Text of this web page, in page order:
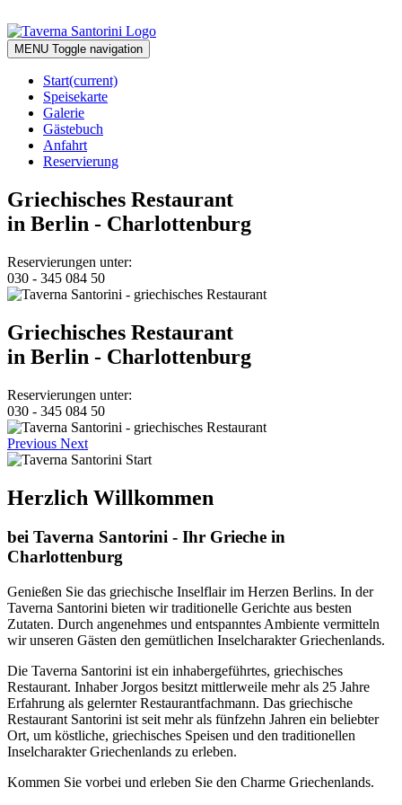
MENU Toggle navigation
Start(current)
Speisekarte
Galerie
Gästebuch
Anfahrt
Reservierung
Griechisches Restaurant
in Berlin - Charlottenburg
Reservierungen unter:
030 - 345 084 50
Griechisches Restaurant
in Berlin - Charlottenburg
Reservierungen unter:
030 - 345 084 50
Previous Next
Herzlich Willkommen
bei Taverna Santorini - Ihr Grieche in
Charlottenburg
Genießen Sie das griechische Inselflair im Herzen Berlins. In der
Taverna Santorini bieten wir traditionelle Gerichte aus besten
Zutaten. Durch angenehmes und entspanntes Ambiente vermitteln
wir unseren Gästen den gemütlichen Inselcharakter Griechenlands.
Die Taverna Santorini ist ein inhabergeführtes, griechisches
Restaurant. Inhaber Jorgos besitzt mittlerweile mehr als 25 Jahre
Erfahrung als gelernter Restaurantfachmann. Das griechische
Restaurant Santorini ist seit mehr als fünfzehn Jahren ein beliebter
Ort, um köstliche, griechisches Speisen und den traditionellen
Inselcharakter Griechenlands zu erleben.
Kommen Sie vorbei und erleben Sie den Charme Griechenlands.